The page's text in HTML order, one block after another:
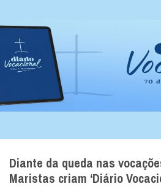
Diante da queda nas
Maristas criam ‘Diário